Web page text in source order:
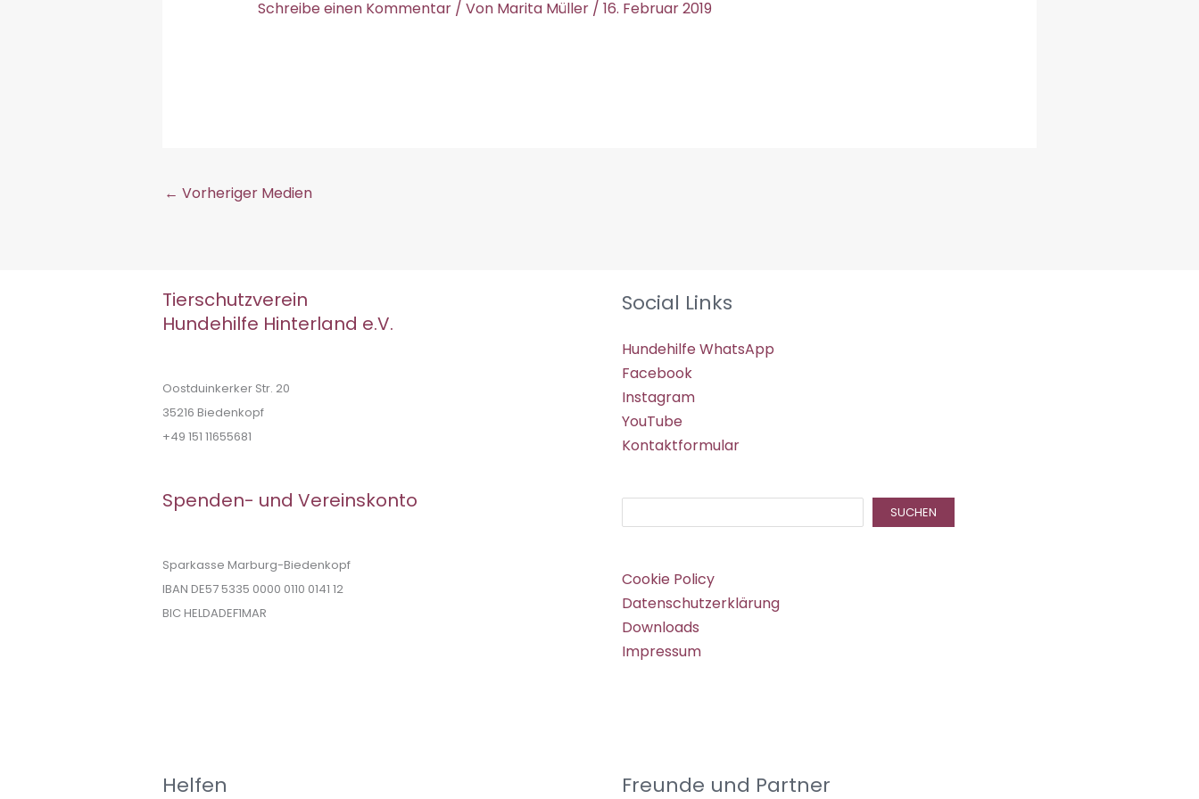
Schreibe einen Kommentar / Von Marita Müller / 16. Februar 2019
← Vorheriger Medien
Tierschutzverein
Hundehilfe Hinterland e.V.
Oostduinkerker Str. 20
35216 Biedenkopf
+49 151 11655681
Spenden- und Vereinskonto
Sparkasse Marburg-Biedenkopf
IBAN DE57 5335 0000 0110 0141 12
BIC HELDADEF1MAR
Social Links
Hundehilfe WhatsApp
Facebook
Instagram
YouTube
Kontaktformular
SUCHEN
Cookie Policy
Datenschutzerklärung
Downloads
Impressum
Helfen Freunde und Partner